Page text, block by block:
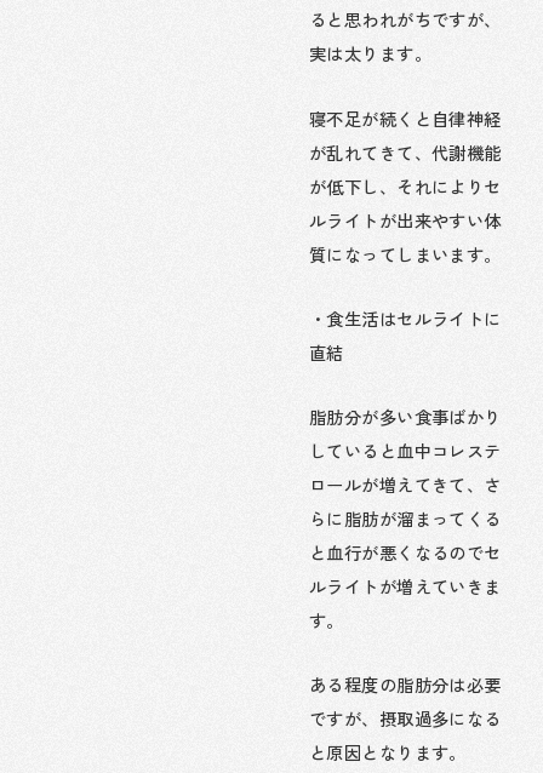
ると思われがちですが、
実は太ります。
寝不足が続くと自律神経
が乱れてきて、代謝機能
が低下し、それによりセ
ルライトが出来やすい体
質になってしまいます。
・食生活はセルライトに
直結
脂肪分が多い食事ばかり
していると血中コレステ
ロールが増えてきて、さ
らに脂肪が溜まってくる
と血行が悪くなるのでセ
ルライトが増えていきま
す。
ある程度の脂肪分は必要
ですが、摂取過多になる
と原因となります。